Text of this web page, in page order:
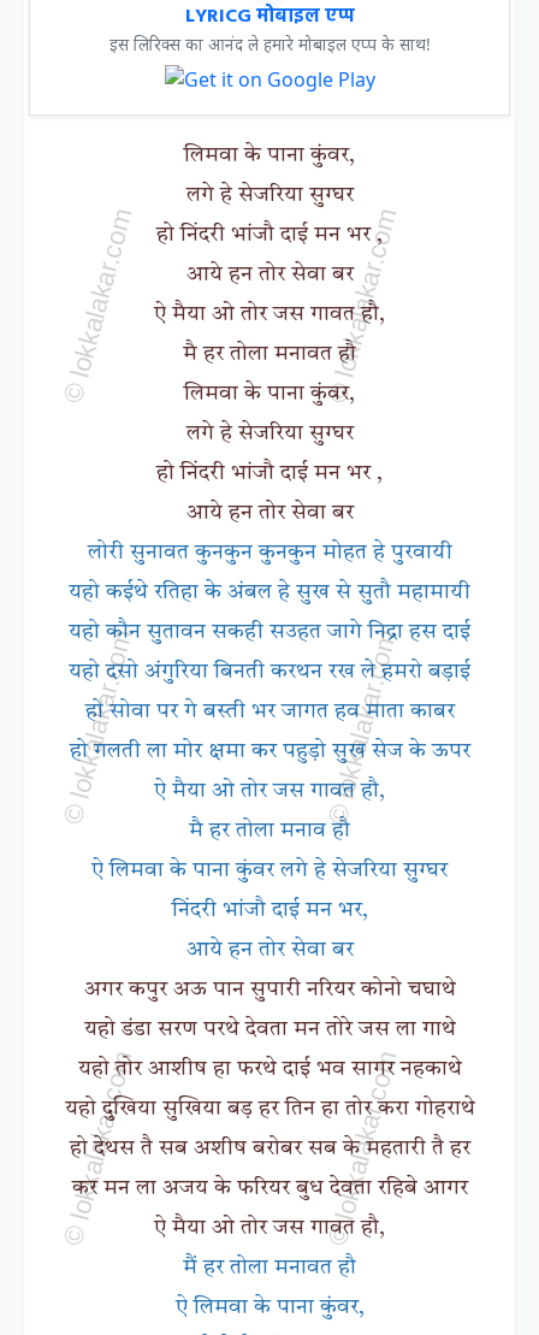
LYRICG मोबाइल एप्प
इस लिरिक्स का आनंद ले हमारे मोबाइल एप्प के साथ!
लिमवा के पाना कुंवर,
लगे हे सेजरिया सुग्घर
हो निंदरी भांजौ दाई मन भर ,
आये हन तोर सेवा बर
ऐ मैया ओ तोर जस गावत हौ,
मै हर तोला मनावत हौ
लिमवा के पाना कुंवर,
लगे हे सेजरिया सुग्घर
हो निंदरी भांजौ दाई मन भर ,
आये हन तोर सेवा बर
लोरी सुनावत कुनकुन कुनकुन मोहत हे पुरवायी
यहो कईथे रतिहा के अंबल हे सुख से सुतौ महामायी
यहो कौन सुतावन सकही सउहत जागे निद्रा हस दाई
यहो दसो अंगुरिया बिनती करथन रख ले हमरो बड़ाई
हो सोवा पर गे बस्ती भर जागत हव माता काबर
हो गलती ला मोर क्षमा कर पहुड़ो सुख सेज के ऊपर
ऐ मैया ओ तोर जस गावत हौ,
मै हर तोला मनाव हौ
ऐ लिमवा के पाना कुंवर लगे हे सेजरिया सुग्घर
निंदरी भांजौ दाई मन भर,
आये हन तोर सेवा बर
अगर कपुर अऊ पान सुपारी नरियर कोनो चघाथे
यहो डंडा सरण परथे देवता मन तोरे जस ला गाथे
यहो तोर आशीष हा फरथे दाई भव सागर नहकाथे
यहो दुखिया सुखिया बड़ हर तिन हा तोर करा गोहराथे
हो देथस तै सब अशीष बरोबर सब के महतारी तै हर
कर मन ला अजय के फरियर बुध देवता रहिबे आगर
ऐ मैया ओ तोर जस गावत हौ,
मैं हर तोला मनावत हौ
ऐ लिमवा के पाना कुंवर,